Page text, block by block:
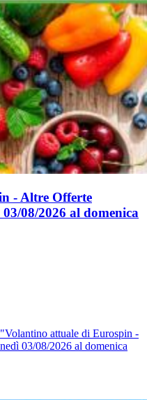
- Altre Offerte
08/2026 al domenica
attuale di Eurospin -
03/08/2026 al domenica